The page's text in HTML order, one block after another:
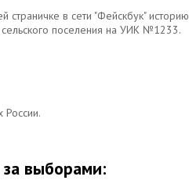
страничке в сети "Фейскбук" историю
поселения на УИК №1233.
выборами: